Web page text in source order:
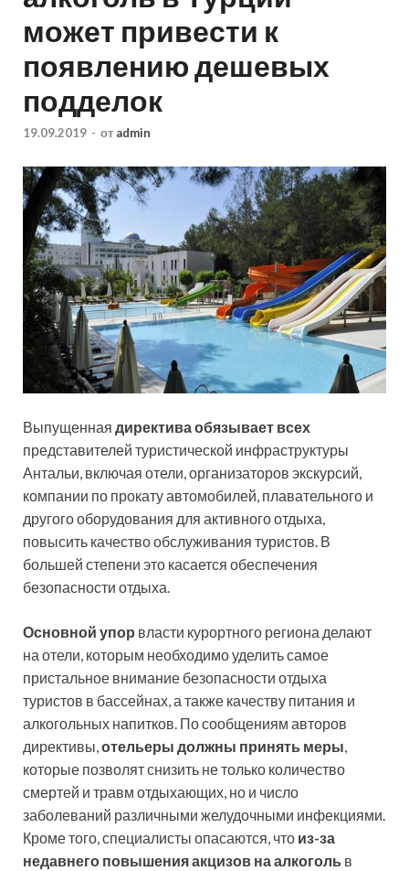
может привести к
появлению дешевых
подделок
19.09.2019 - от admin
Выпущенная директива обязывает всех
представителей туристической инфраструктуры
Антальи, включая отели, организаторов экскурсий,
компании по прокату автомобилей, плавательного и
другого оборудования для активного отдыха,
повысить качество обслуживания туристов. В
большей степени это касается обеспечения
безопасности отдыха.
Основной упор власти курортного региона делают
на отели, которым необходимо уделить самое
пристальное внимание безопасности отдыха
туристов в бассейнах, а также качеству питания и
алкогольных напитков. По сообщениям авторов
директивы,отельеры должны принять меры,
которые позволят снизить не только количество
смертей и травм отдыхающих, но и число
заболеваний различными желудочными инфекциями.
Кроме того, специалисты опасаются, что из-за
недавнего повышения акцизов на алкоголь в